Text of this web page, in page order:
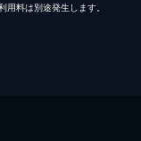
料は別途発生します。